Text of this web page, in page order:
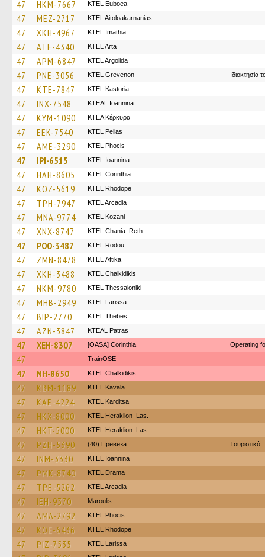
47 HKM-7667 ΚΤΕL Euboea
47 MEZ-2717 KTEL Aitoloakarnanias
47 XKH-4967 KTEL Imathia
47 ATE-4340 KTEL Arta
47 APM-6847 KTEL Argolida
47 PNE-3056 ΚΤΕL Grevenon Ιδιοκτησία
47 KTE-7847 KTEL Kastoria
47 INX-7548 KTEAL Ioannina
47 KYM-1090 ΚΤΕΛ Κέρκυρα
47 EEK-7540 KTEL Pellas
47 AME-3290 ΚΤΕL Phocis
47 IPI-6515 KTEL Ioannina
47 HAH-8605 KTEL Corinthia
47 KOZ-5619 KTEL Rhodope
47 TPH-7947 KTEL Arcadia
47 MNA-9774 ΚΤΕL Kozani
47 XNX-8747 KTEL Chania–Reth.
47 POO-3487 ΚΤΕL Rodou
47 ZMN-8478 KΤΕL Αttika
47 XKH-3488 ΚΤΕL Chalkidikis
47 NKM-9780 KTEL Thessaloniki
47 MHB-2949 KTEL Larissa
47 BIP-2770 KTEL Thebes
47 AZN-3847 KTEAL Patras
47 XEH-8307 [OASA] Corinthia Operating
47 TrainΟSE
47 NH-8650 ΚΤΕL Chalkidikis
47 KBM-1189 KTEL Kavala
47 KAE-4224 ΚΤΕL Karditsa
47 HKX-8000 KTEL Heraklion–Las.
47 HKT-5000 KTEL Heraklion–Las.
47 PZH-5390 (40) Превеза Τουριστικό
47 INM-3330 KTEL Ioannina
47 PMK-8740 KTEL Drama
47 TPE-5262 KTEL Arcadia
47 IEH-9370 Maroulis
47 AMA-2792 ΚΤΕL Phocis
47 KOE-6436 KTEL Rhodope
47 PIZ-7535 KTEL Larissa